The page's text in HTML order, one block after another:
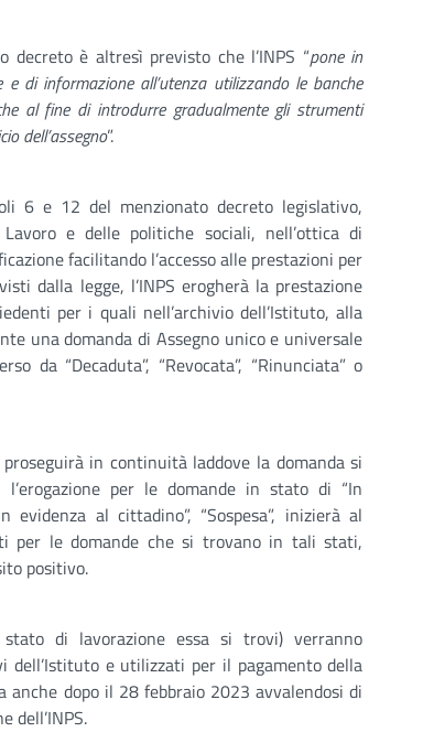
decreto è altresì previsto che l’INPS “pone in
di informazione all’utenza utilizzando le banche
al fine di introdurre gradualmente gli strumenti
dell’assegno”.
6 e 12 del menzionato decreto legislativo,
e delle politiche sociali, nell’ottica di
facilitando l’accesso alle prestazioni per
dalla legge, l’INPS erogherà la prestazione
per i quali nell’archivio dell’Istituto, alla
una domanda di Assegno unico e universale
da “Decaduta”, “Revocata”, “Rinunciata” o
in continuità laddove la domanda si
per le domande in stato di “In
evidenza al cittadino”, “Sospesa”, inizierà al
per le domande che si trovano in tali stati,
positivo.
di lavorazione essa si trovi) verranno
dell’Istituto e utilizzati per il pagamento della
anche dopo il 28 febbraio 2023 avvalendosi di
dell’INPS.